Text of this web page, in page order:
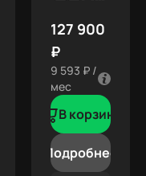
127 900
₽
9 593 ₽ /
мес
В корзину
Подробнее